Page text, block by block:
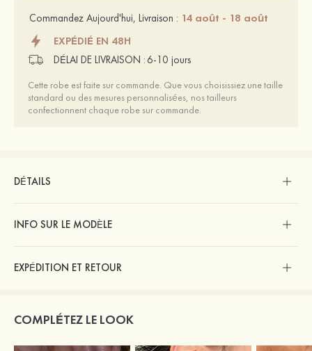
Commandez Aujourd'hui, Livraison : 14 août - 18 août
EXPÉDIÉ EN 48H
DÉLAI DE LIVRAISON : 6-10 jours
Cette robe est faite sur commande. Que vous choisissiez une taille
standard ou des mesures personnalisées, nos tailleurs
confectionnent chaque robe sur commande.
DÉTAILS
INFO SUR LE MODÈLE
EXPÉDITION ET RETOUR
COMPLÉTEZ LE LOOK